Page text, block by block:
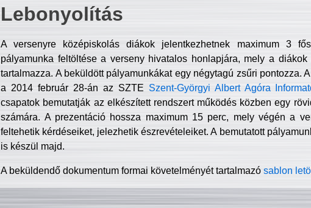
Lebonyolítás
A versenyre középiskolás diákok jelentkezhetnek maximum 3
pályamunka feltöltése a verseny hivatalos honlapjára, mely a
tartalmazza. A beküldött pályamunkákat egy négytagú zsűri pontozza.
a 2014 február 28-án az SZTE Szent-Györgyi Albert Agóra
csapatok bemutatják az elkészített rendszert működés közben egy
számára. A prezentáció hossza maximum 15 perc, mely végén a
feltehetik kérdéseiket, jelezhetik észrevételeiket. A bemutatott
is készül majd.
A beküldendő dokumentum formai követelményét tartalmazósablon